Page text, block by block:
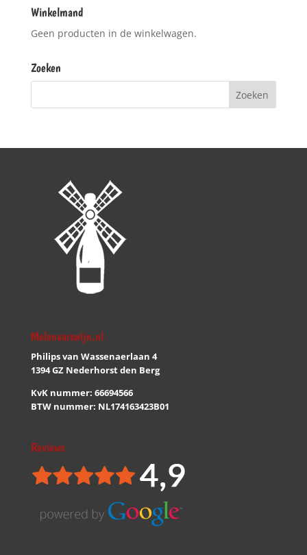
Winkelmand
Geen producten in de winkelwagen.
Zoeken
Molenaarswijn.nl
Philips van Wassenaerlaan 4
1394 GZ Nederhorst den Berg
KvK nummer: 66694566
BTW nummer: NL174163423B01
Reviews